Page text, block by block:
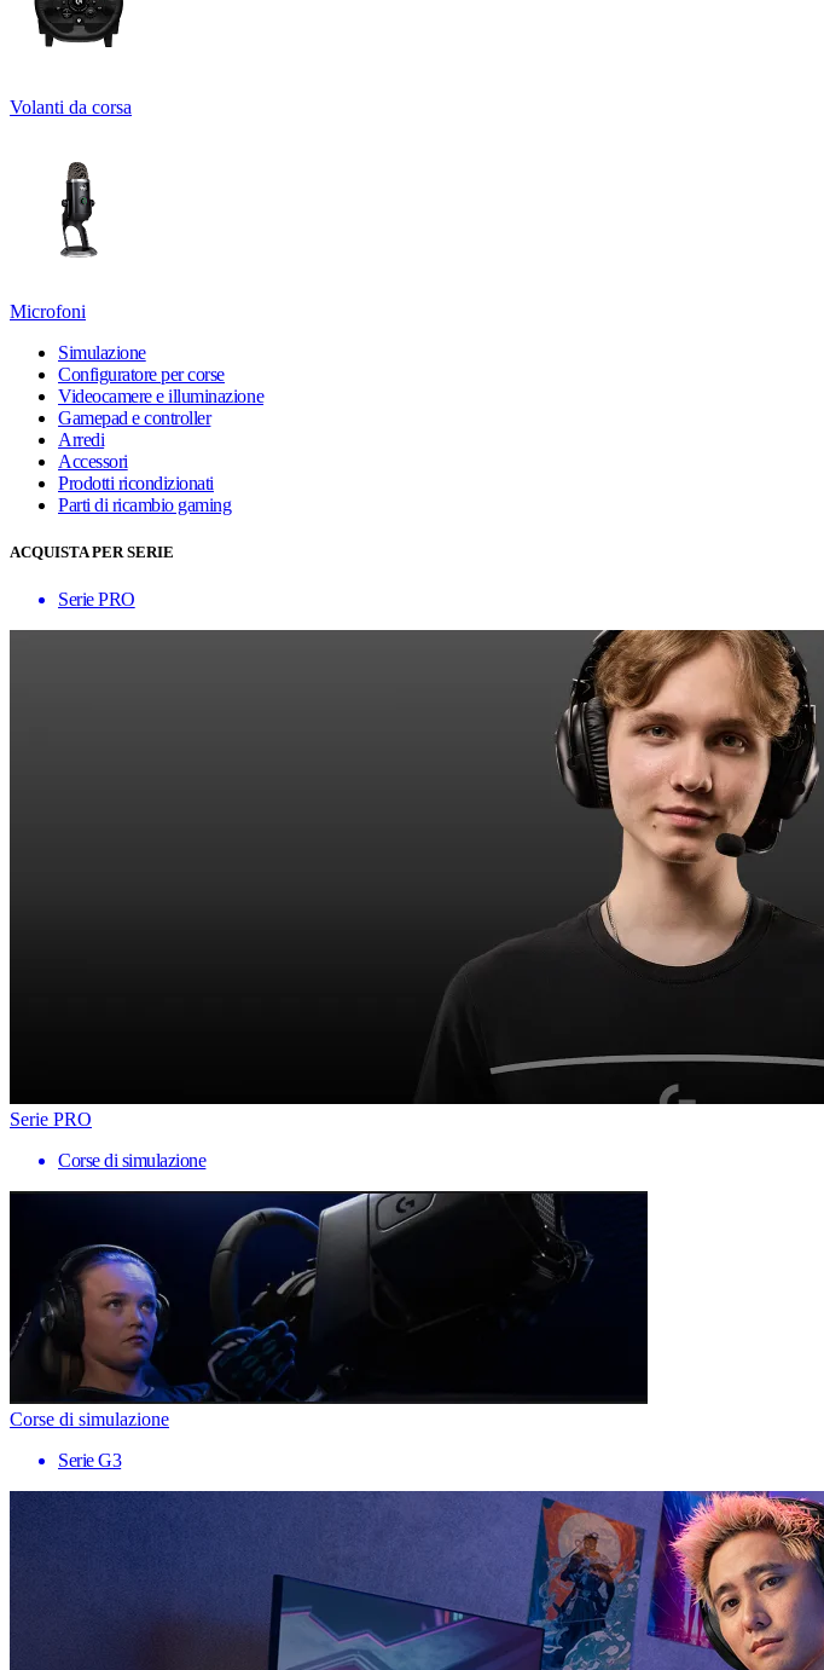
Volanti da corsa
Microfoni
Simulazione
Configuratore per corse
Videocamere e illuminazione
Gamepad e controller
Arredi
Accessori
Prodotti ricondizionati
Parti di ricambio gaming
ACQUISTA PER SERIE
Serie PRO
Serie PRO
Corse di simulazione
Corse di simulazione
Serie G3